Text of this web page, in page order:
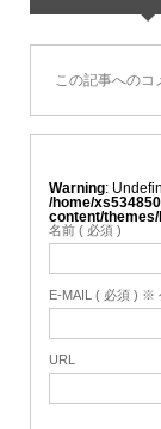
この記事へのコ
Warning :
/home/
content/
名前 ( 必須 )
E-MAIL ( 必須 ) ※
URL